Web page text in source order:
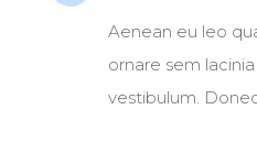
Aenean eu leo
ornare sem
vestibulum.